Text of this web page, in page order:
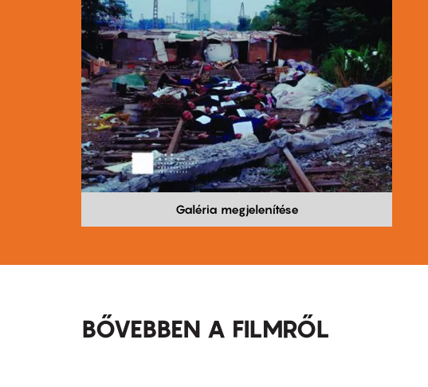
Galéria megjelenítése
BŐVEBBEN A FILMRŐL